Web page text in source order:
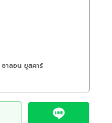
าลอน ยูสคาร์